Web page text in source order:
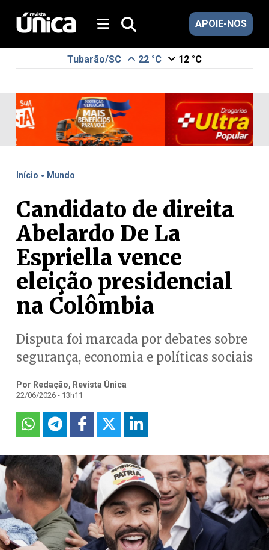
APOIE-NOS
Tubarão/SC 22 °C 12 °C
Início . Mundo
Candidato de direita
Abelardo De La
Espriella vence
eleição presidencial
na Colômbia
Disputa foi marcada por debates sobre
segurança, economia e políticas sociais
Por Redação, Revista Única
22/06/2026 - 13h11